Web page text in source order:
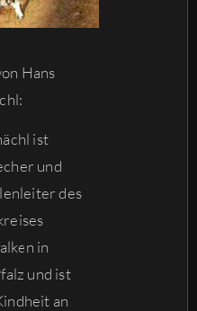
Hans
ist
und
des
in
und ist
an